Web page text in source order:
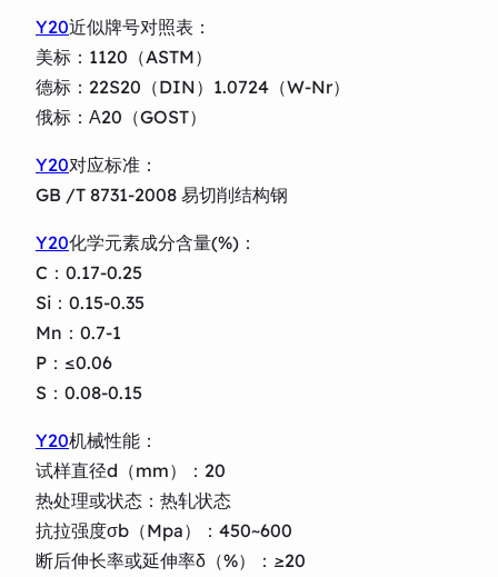
Y20近似牌号对照表：
美标：1120（ASTM）
德标：22S20（DIN）1.0724（W-Nr）
俄标：А20（GOST）
Y20对应标准：
GB /T 8731-2008 易切削结构钢
Y20化学元素成分含量(%)：
C：0.17-0.25
Si：0.15-0.35
Mn：0.7-1
P：≤0.06
S：0.08-0.15
Y20机械性能：
试样直径d（mm）：20
热处理或状态：热轧状态
抗拉强度σb（Mpa）：450~600
断后伸长率或延伸率δ（%）：≥20